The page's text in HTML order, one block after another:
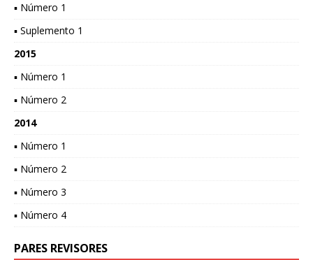
▪ Número 1
▪ Suplemento 1
2015
▪ Número 1
▪ Número 2
2014
▪ Número 1
▪ Número 2
▪ Número 3
▪ Número 4
PARES REVISORES